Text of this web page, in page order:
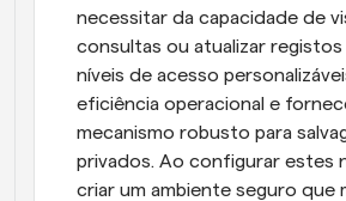
necessitar da capacidade de
consultas ou atualizar
níveis de acesso
eficiência operacional e
mecanismo robusto para
privados. Ao configurar estes
criar um ambiente seguro que